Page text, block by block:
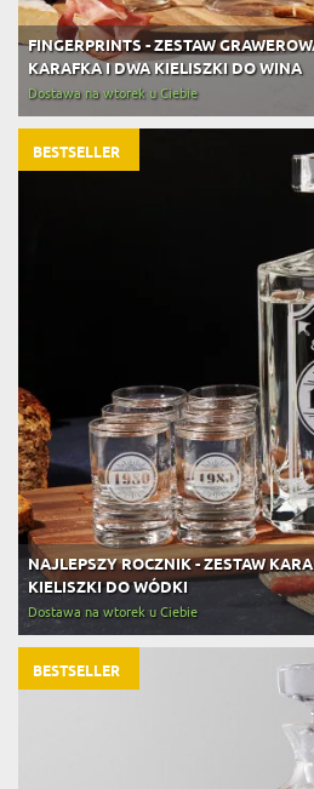
FINGERPRINTS - ZESTAW
KARAFKA I DWA KIELISZKI DO WINA
Dostawa na wtorek u Ciebie
NAJLEPSZY ROCZNIK - ZESTAW
KIELISZKI DO WÓDKI
Dostawa na wtorek u Ciebie
BESTSELLER
BESTSELLER